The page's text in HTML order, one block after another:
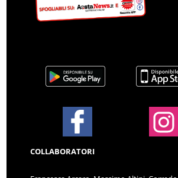
COLLABORATORI